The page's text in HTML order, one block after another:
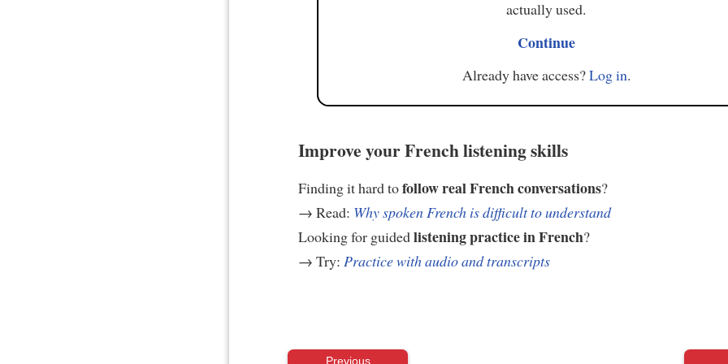
actually used.
Continue
Already have access?Log in.
Improve your French listening skills
Finding it hard tofollow real French conversations?
→ Read: Why spoken French is difficult to understand
Looking for guidedlistening practice in French?
→ Try: Practice with audio and transcripts
Previous